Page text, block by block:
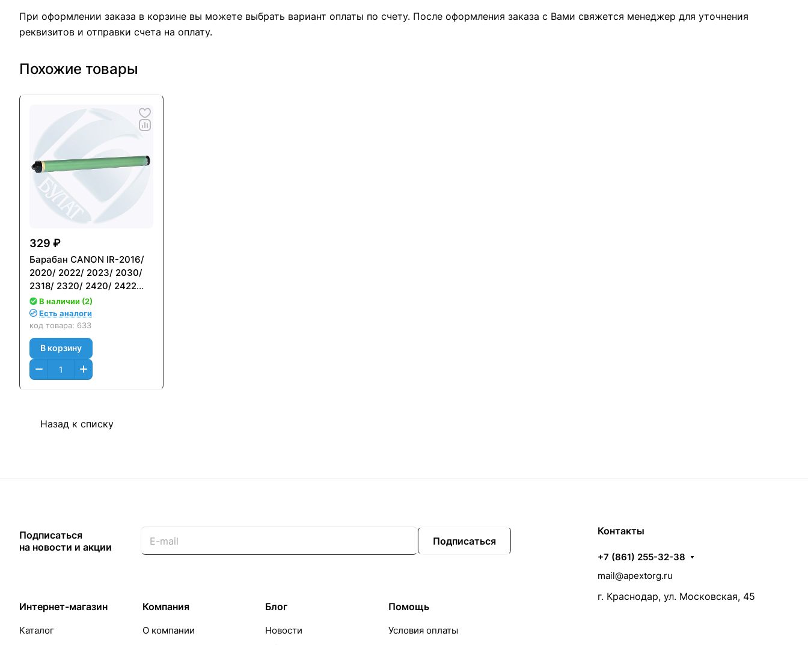
При оформлении заказа в корзине вы можете выбрать вариант оплаты по счету. После оформления заказа с Вами свяжется менеджер для уточнения
реквизитов и отправки счета на оплату.
Похожие товары
329 ₽
Барабан CANON IR-2016/
2020/ 2022/ 2023/ 2030/
2318/ 2320/ 2420/ 2422
(Лайт/Mitsubishi)
В наличии (2)
Есть аналоги
код товара: 633
В корзину
Назад к списку
Подписаться
на новости и акции
Подписаться
Интернет-магазин
Каталог
Компания
О компании
Блог
Новости
Помощь
Условия оплаты
Контакты
+7 (861) 255-32-38
mail@apextorg.ru
г. Краснодар, ул. Московская, 45